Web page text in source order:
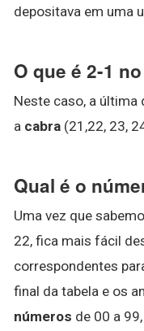
depositava em uma
O que é 2-1
Neste caso, a última
a cabra (21,22, 23,
Qual é o
Uma vez que
22, fica mais fácil
correspondentes
final da tabela e os
números de 00 a